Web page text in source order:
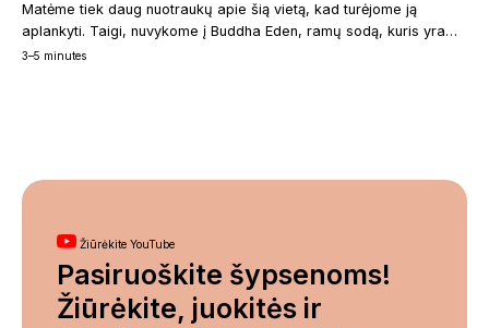
Matėme tiek daug nuotraukų apie šią vietą, kad turėjome ją
aplankyti. Taigi, nuvykome į Buddha Eden, ramų sodą, kuris yra…
3–5 minutes
Žiūrėkite YouTube
Pasiruoškite šypsenoms!
Žiūrėkite, juokitės ir